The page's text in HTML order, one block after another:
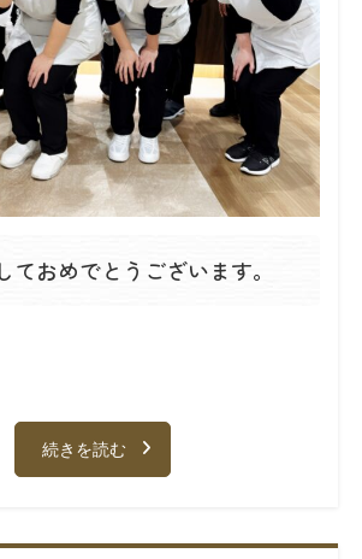
ておめでとうございます。
続きを読む